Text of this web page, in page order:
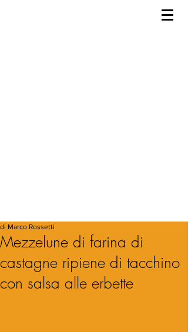
Mezzelune di farina di
castagne ripiene di tacchino
con salsa alle erbette
di Marco Rossetti